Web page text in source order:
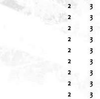
2 3
2 3
2 3
2 3
2 3
2 3
2 3
2 3
2 3